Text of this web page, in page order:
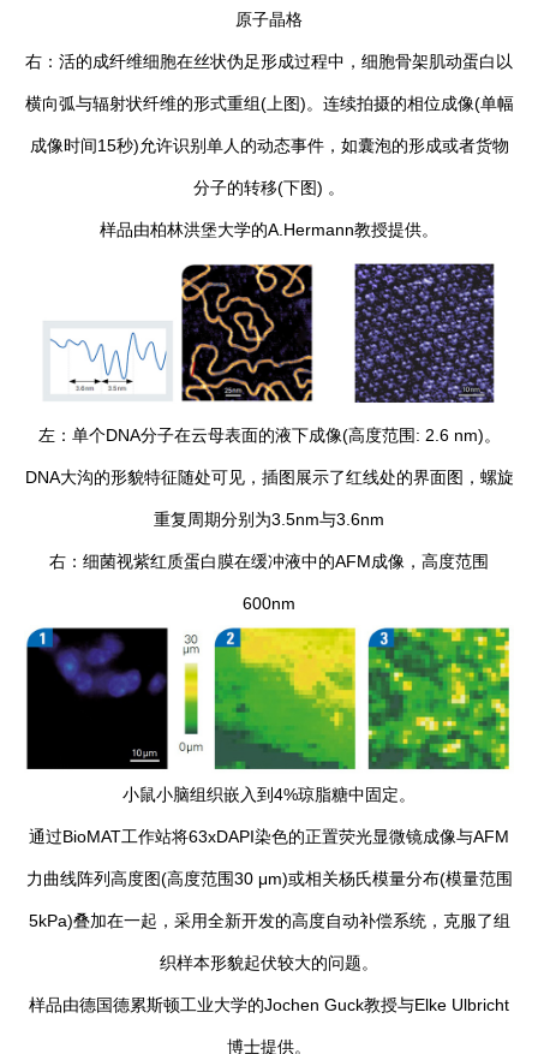
原子晶格
右：活的成纤维细胞在丝状伪足形成过程中，细胞骨架肌动蛋白以
横向弧与辐射状纤维的形式重组(上图)。连续拍摄的相位成像(单幅
成像时间15秒)允许识别单人的动态事件，如囊泡的形成或者货物
分子的转移(下图) 。
样品由柏林洪堡大学的A.Hermann教授提供。
左：单个DNA分子在云母表面的液下成像(高度范围: 2.6 nm)。
DNA大沟的形貌特征随处可见，插图展示了红线处的界面图，螺旋
重复周期分别为3.5nm与3.6nm
右：细菌视紫红质蛋白膜在缓冲液中的AFM成像，高度范围
600nm
小鼠小脑组织嵌入到4%琼脂糖中固定。
通过BioMAT工作站将63xDAPI染色的正置荧光显微镜成像与AFM
力曲线阵列高度图(高度范围30 μm)或相关杨氏模量分布(模量范围
5kPa)叠加在一起，采用全新开发的高度自动补偿系统，克服了组
织样本形貌起伏较大的问题。
样品由德国德累斯顿工业大学的Jochen Guck教授与Elke Ulbricht
博士提供。